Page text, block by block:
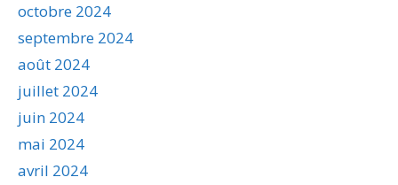
octobre 2024
septembre 2024
août 2024
juillet 2024
juin 2024
mai 2024
avril 2024